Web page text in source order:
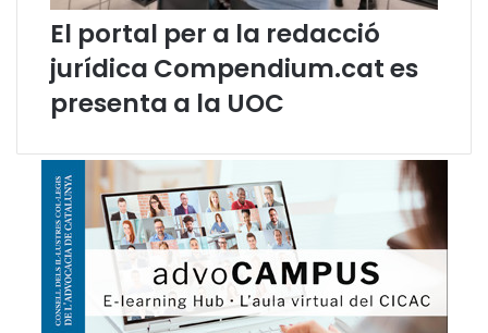
o
u
n
t
e
r
í
e
n
c
a
t
a
El portal per a la redacció
jurídica Compendium.cat es
presenta a la UOC